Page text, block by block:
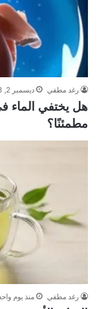
رغد مطفي ديسمبر 2, 2023
هل يختفي الماء
مطمئنًا؟
رغد مطفي منذ يوم واحد